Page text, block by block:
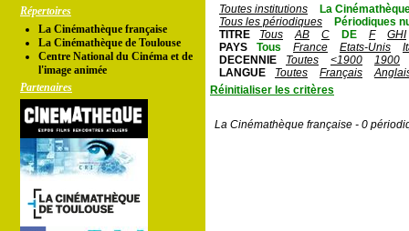
Répertoires
La Cinémathèque française
La Cinémathèque de Toulouse
Centre National du Cinéma et de
l'image animée
Partenaires
Toutes institutions
La
Tous les périodiques
Périodiques
TITRE
Tous AB C DE F
GHI
PAYS
Tous France Etats-Unis
DECENNIE
Toutes <1900
1900
LANGUE
Toutes Français
Réinitialiser les critères
La Cinémathèque française - 0